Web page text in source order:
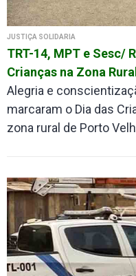
JUSTIÇA SOLIDÁRIA
TRT-14, MPT e Sesc/
Crianças na Zona
Alegria e
marcaram o Dia das
zona rural de Porto